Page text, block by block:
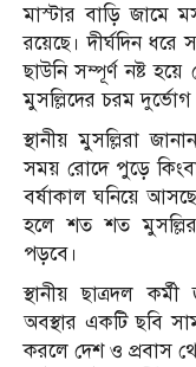
মাস্টার বাড়ি জামে
রয়েছে। দীর্ঘদিন ধরে
ছাউনি সম্পূর্ণ নষ্ট
মুসল্লিদের চরম দুর্ভোগ
স্থানীয় মুসল্লিরা
সময় রোদে পুড়ে
বর্ষাকাল ঘনিয়ে
হলে শত শত
পড়বে।
স্থানীয় ছাত্রদল
অবস্থার একটি ছবি
করলে দেশ ও প্রবাস